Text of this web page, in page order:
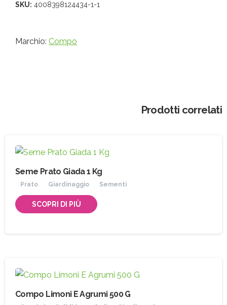
SKU: 4008398124434-1-1
Marchio: Compo
Prodotti correlati
Seme Prato Giada 1 Kg
Prato Giardinaggio Sementi
SCOPRI DI PIÙ
Compo Limoni E Agrumi 500 G